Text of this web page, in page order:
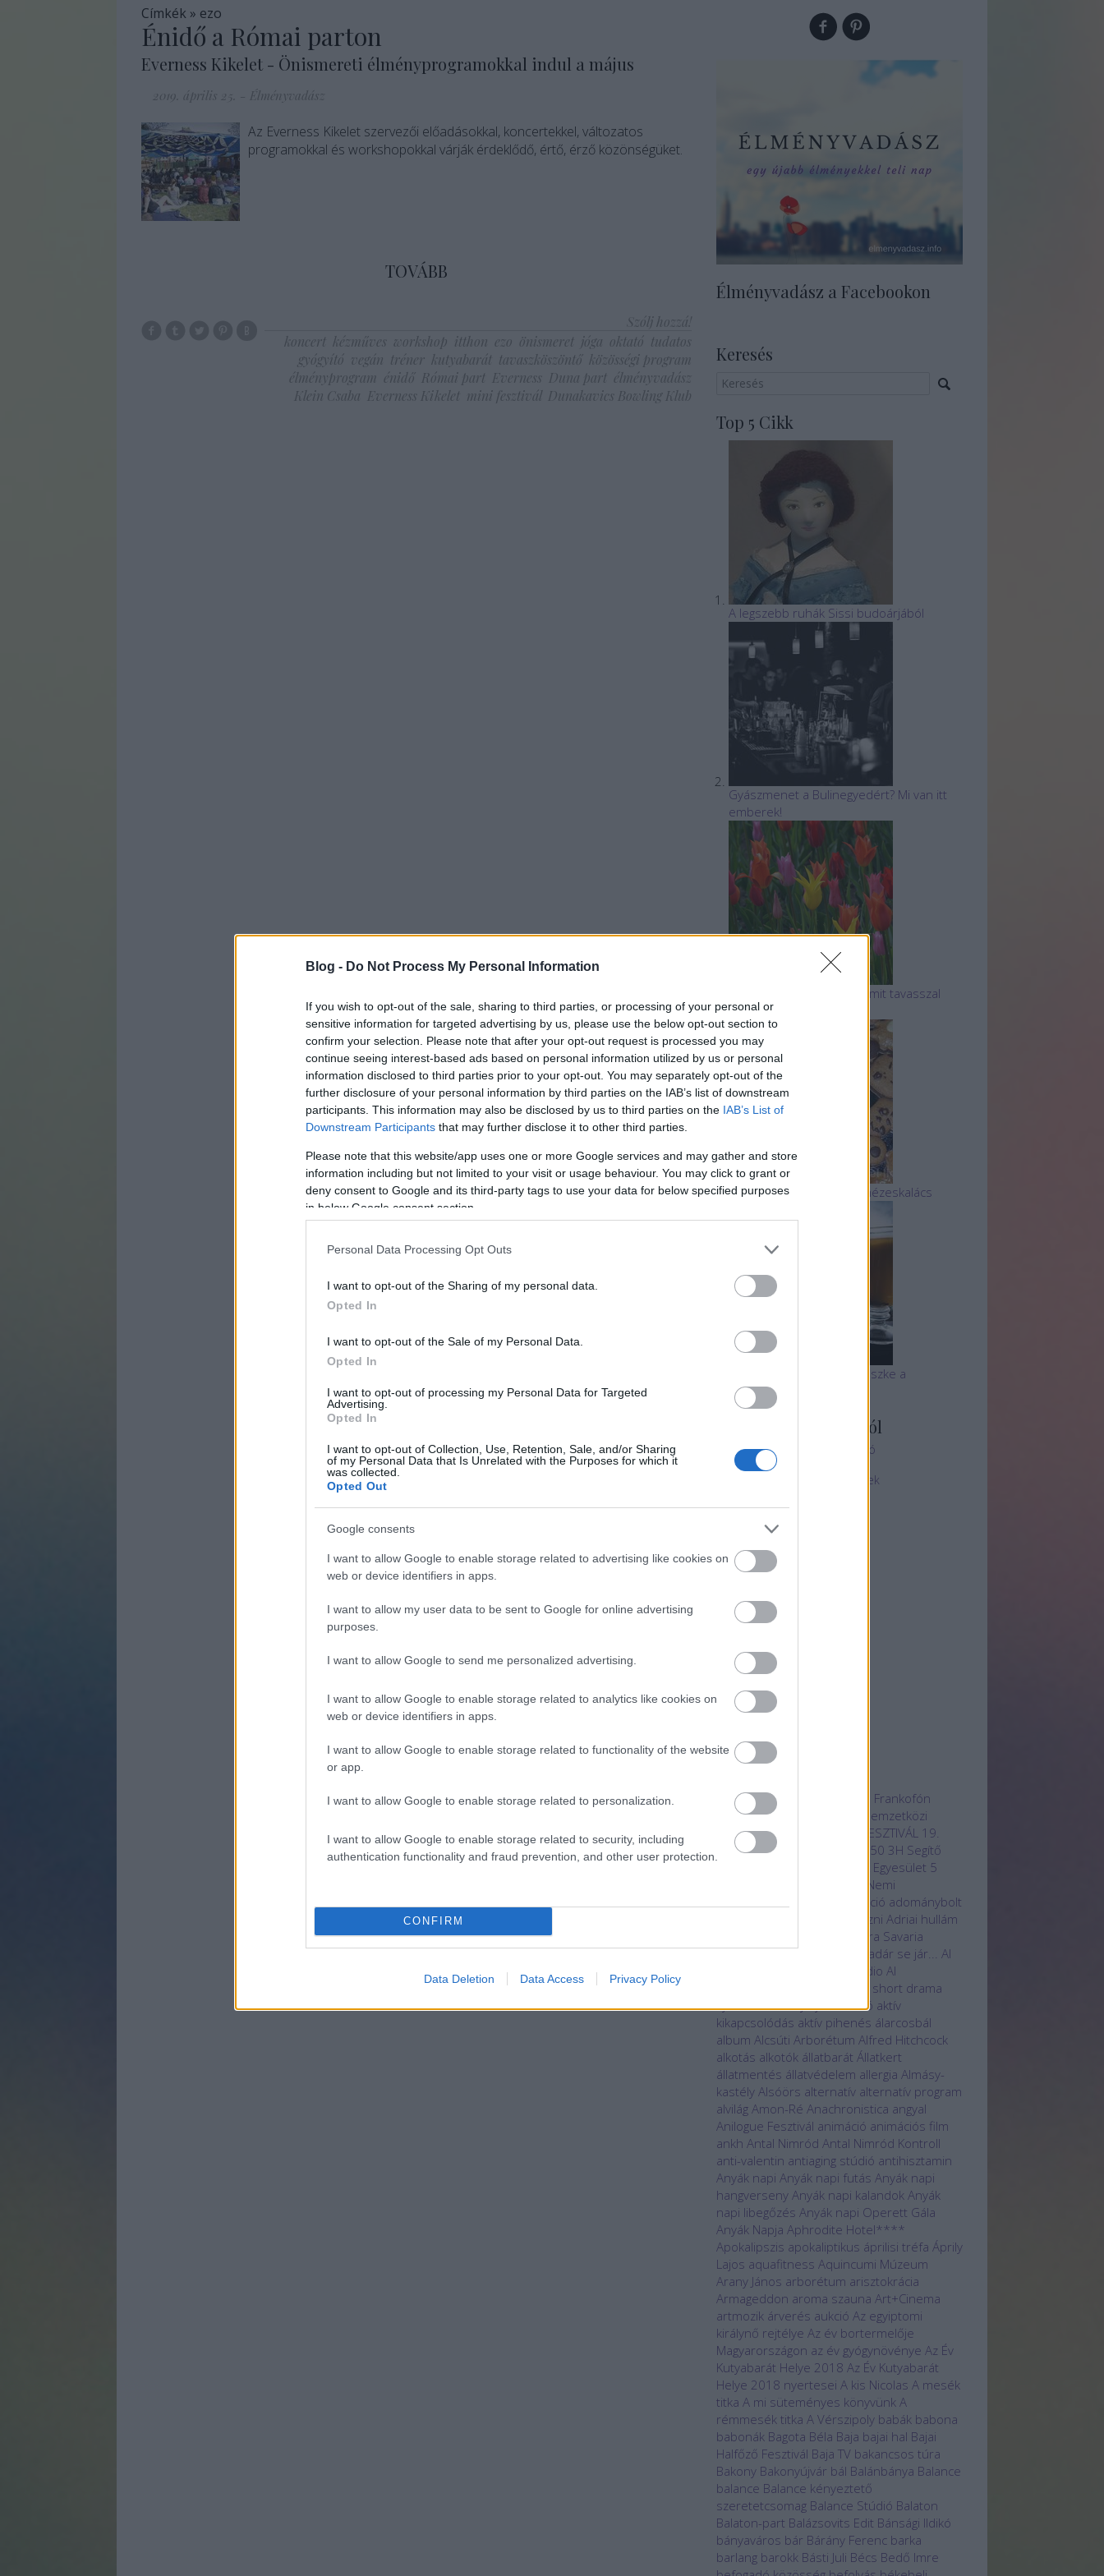
Blog - Do Not Process My Personal Information
If you wish to opt-out of the sale, sharing to third parties, or processing of your personal or
sensitive information for targeted advertising by us, please use the below opt-out section to
confirm your selection. Please note that after your opt-out request is processed you may
continue seeing interest-based ads based on personal information utilized by us or personal
information disclosed to third parties prior to your opt-out. You may separately opt-out of the
further disclosure of your personal information by third parties on the IAB’s list of downstream
participants. This information may also be disclosed by us to third parties on the IAB’s List of
Downstream Participants that may further disclose it to other third parties.
Please note that this website/app uses one or more Google services and may gather and store
information including but not limited to your visit or usage behaviour. You may click to grant or
deny consent to Google and its third-party tags to use your data for below specified purposes
in below Google consent section.
Personal Data Processing Opt Outs
I want to opt-out of the Sharing of my personal data.
Opted In
I want to opt-out of the Sale of my Personal Data.
Opted In
I want to opt-out of processing my Personal Data for Targeted
Advertising.
Opted In
I want to opt-out of Collection, Use, Retention, Sale, and/or Sharing
of my Personal Data that Is Unrelated with the Purposes for which it
was collected.
Opted Out
Google consents
I want to allow Google to enable storage related to advertising like cookies on
web or device identifiers in apps.
I want to allow my user data to be sent to Google for online advertising
purposes.
I want to allow Google to send me personalized advertising.
I want to allow Google to enable storage related to analytics like cookies on
web or device identifiers in apps.
I want to allow Google to enable storage related to functionality of the website
or app.
I want to allow Google to enable storage related to personalization.
I want to allow Google to enable storage related to security, including
authentication functionality and fraud prevention, and other user protection.
CONFIRM
Data Deletion Data Access Privacy Policy
Címkék » ezo
Énidő a Római parton
Everness Kikelet - Önismereti élményprogramokkal indul a május
2019. április 25. Élményvadász
Az Everness Kikelet szervezői előadásokkal, koncertekkel, változatos
programokkal és workshopokkal várják érdeklődő, értő, érző közönségüket.
TOVÁBB
Szólj hozzá!
koncert kézműves workshop itthon ezo önismeret jóga oktató tudatos
gyógyító vegán tréner kutyabarát tavaszköszöntő közösségi program
élményprogram énidő Római part Everness Duna part élményvadász
Klein Csaba Everness Kikelet mini fesztivál Dunakavics Bowling Klub
Élményvadász a Facebookon
Keresés
Top 5 Cikk
A legszebb ruhák Sissi budoárjából
Gyászmenet a Bulinegyedért? Mi van itt
emberek!
Tulipánvirágzás - 5 hely, amit tavasszal
látnod kell!
A legtutibb finom, puha mézeskalács
A tihanyi Echo csapata büszke a
kutyabarátságra
Élményvadász blogról
Élményvadászat - Oldal ajánló
Mi ez + Felhasználási feltételek
Archívum
2025 május
2025 január
2024 október
2024 június
2023 december
2023 november
2023 március
#maradjotthon
12. Frankofón
Filmnapokon
16. Anilogue Nemzetközi
Animációs
17. OLASZ FILMFESZTIVÁL 19.
századi receptek
250 3H Segítő
3H SK Egyesület 5
85. Nemi
aberráció adománybolt
adományozni Adriai hullám
Agora Savaria
Kulturális Központ
Ahol a madár se jár... AI
Aillusion Studio AI
AI short drama
ajándékutalvány ajánló akció aktív
kikapcsolódás aktív pihenés álarcosbál
album Alcsúti Arborétum Alfred Hitchcock
alkotás alkotók állatbarát Állatkert
állatmentés állatvédelem allergia Almásy-
kastély Alsóörs alternatív alternatív program
alvilág Amon-Ré Anachronistica angyal
Anilogue Fesztivál animáció animációs film
ankh Antal Nimród Antal Nimród Kontroll
anti-valentin antiaging stúdió antihisztamin
Anyák napi Anyák napi futás Anyák napi
hangverseny Anyák napi kalandok Anyák
napi libegőzés Anyák napi Operett Gála
Anyák Napja Aphrodite Hotel****
Apokalipszis apokaliptikus áprilisi tréfa Áprily
Lajos aquafitness Aquincumi Múzeum
Arany János arborétum arisztokrácia
Armageddon aroma szauna Art+Cinema
artmozik árverés aukció Az egyiptomi
királynő rejtélye Az év bortermelője
Magyarországon az év gyógynövénye Az Év
Kutyabarát Helye 2018 Az Év Kutyabarát
Helye 2018 nyertesei A kis Nicolas A mesék
titka A mi süteményes könyvünk A
rémmesék titka A Vérszipoly babák babona
babonák Bagota Béla Baja bajai hal Bajai
Halfőző Fesztivál Baja TV bakancsos túra
Bakony Bakonyújvár bál Balánbánya Balance
balance Balance kényeztető
szeretetcsomag Balance Stúdió Balaton
Balaton-part Balázsovits Edit Bánsági Ildikó
bányaváros bár Bárány Ferenc barka
barlang barokk Básti Juli Bécs Bedő Imre